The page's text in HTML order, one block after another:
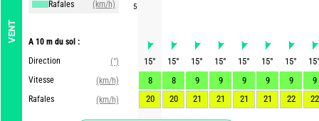
VENT
Rafales
(km/h)
A 10 m du sol :
Direction
(°)
Vitesse
(km/h)
Rafales
(km/h)
5
15° 15° 15° 15° 15° 15° 15° 15
8
8 9 9 9 9 9
9
20
20 21 21 21 21 22 22